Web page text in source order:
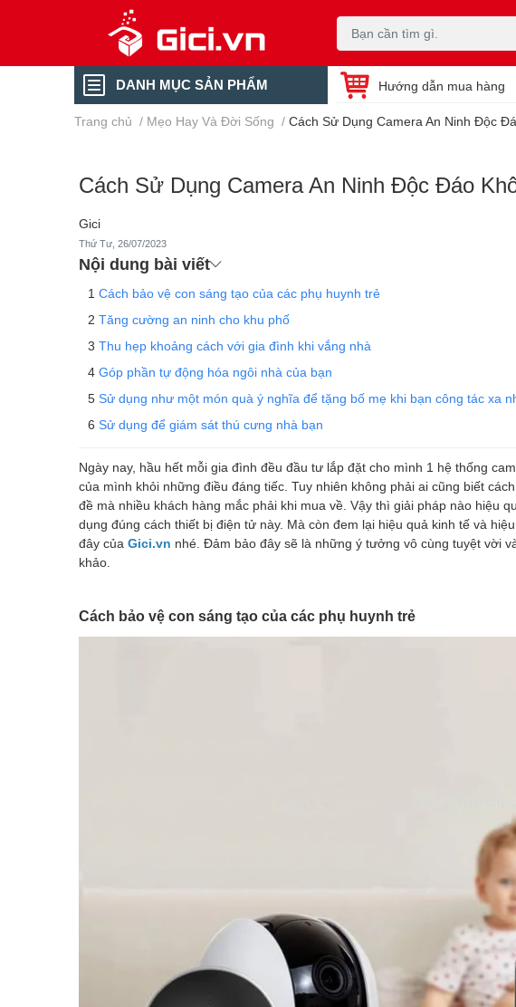
DANH MỤC SẢN PHẨM Hướng dẫn mua hàng
Trang chủ / Mẹo Hay Và Đời Sống / Cách Sử Dụng Camera An Ninh Độc
Cách Sử Dụng Camera An Ninh Độc Đáo
Gici
Thứ Tư, 26/07/2023
Nội dung bài viết
Cách bảo vệ con sáng tạo của các phụ huynh trẻ
Tăng cường an ninh cho khu phố
Thu hẹp khoảng cách với gia đình khi vắng nhà
Góp phần tự động hóa ngôi nhà của bạn
Sử dụng như một món quà ý nghĩa để tặng bố mẹ khi bạn công tác xa
Sử dụng để giám sát thú cưng nhà bạn
Ngày nay, hầu hết mỗi gia đình đều đầu tư lắp đặt cho mình 1 hệ thống
của mình khỏi những điều đáng tiếc. Tuy nhiên không phải ai cũng biết
đề mà nhiều khách hàng mắc phải khi mua về. Vậy thì giải pháp nào hiệu
dụng đúng cách thiết bị điện tử này. Mà còn đem lại hiệu quả kinh tế và
đây của Gici.vn nhé. Đảm bảo đây sẽ là những ý tưởng vô cùng tuyệt vời
khảo.
Cách bảo vệ con sáng tạo của các phụ huynh trẻ